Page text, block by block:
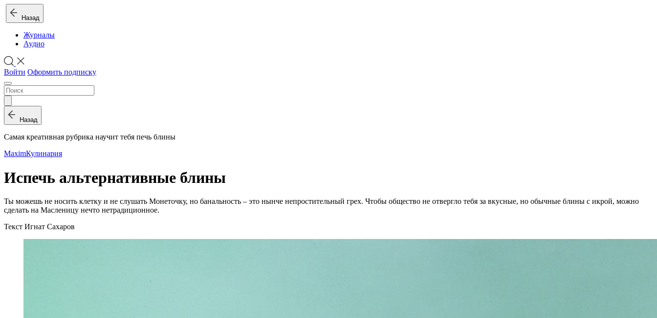
Назад
Журналы
Аудио
Войти Оформить подписку
Назад
Самая креативная рубрика научит тебя печь блины
MaximКулинария
Испечь альтернативные блины
Ты можешь не носить клетку и не слушать Монеточку, но банальность – это нынче непростительный грех. Чтобы общество не отвергло тебя за вкусные, но обычные блины с икрой, можно
сделать на Масленицу нечто нетрадиционное.
Текст Игнат Сахаров